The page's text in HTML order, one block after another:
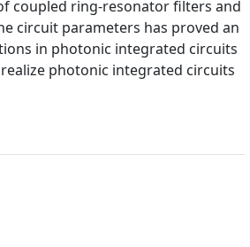
coupled ring-resonator filters and
circuit parameters has proved an
in photonic integrated circuits
photonic integrated circuits